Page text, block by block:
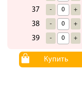
37 - +
38 - +
39 - +
Купить